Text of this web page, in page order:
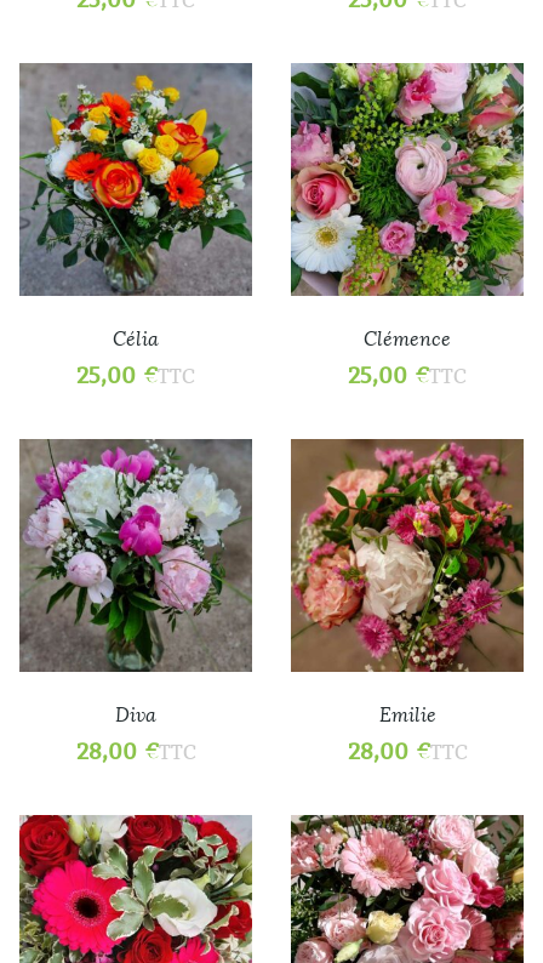
Célia
25,00 €TTC
Clémence
25,00 €TTC
Diva
28,00 €TTC
Emilie
28,00 €TTC